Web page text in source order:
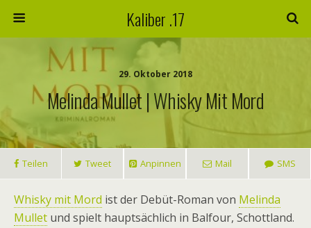
Kaliber .17
29. Oktober 2018
Melinda Mullet | Whisky Mit Mord
Teilen Tweet Anpinnen Mail SMS
Whisky mit Mord ist der Debüt-Roman von Melinda
Mullet und spielt hauptsächlich in Balfour, Schottland.